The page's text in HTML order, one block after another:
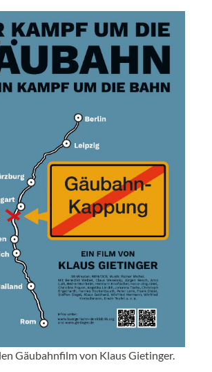
Gäubahnfilm von Klaus Gietinger.